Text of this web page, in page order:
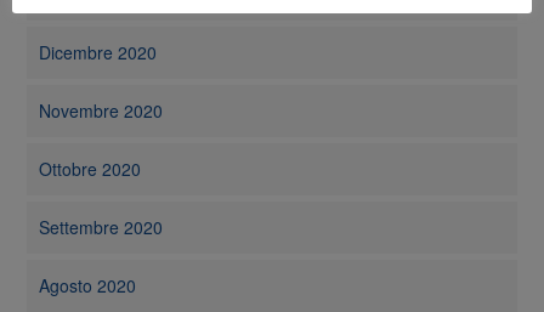
Dicembre 2020
Novembre 2020
Ottobre 2020
Settembre 2020
Agosto 2020